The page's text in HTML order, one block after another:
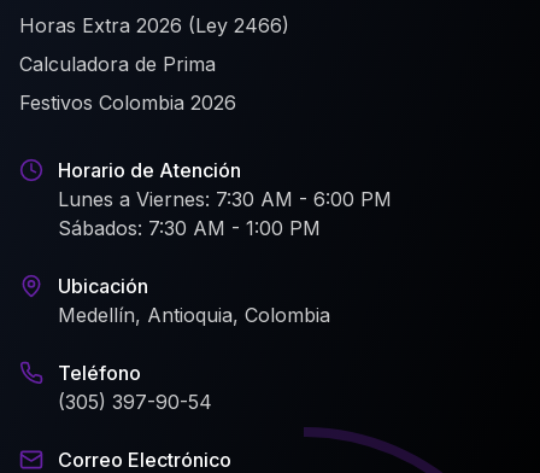
Horas Extra 2026 (Ley 2466)
Calculadora de Prima
Festivos Colombia 2026
Horario de Atención
Lunes a Viernes: 7:30 AM - 6:00 PM
Sábados: 7:30 AM - 1:00 PM
Ubicación
Medellín, Antioquia, Colombia
Teléfono
(305) 397-90-54
Correo Electrónico